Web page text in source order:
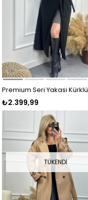
Premium Seri Yakası Kürklü
Kaşe Kaban SİYAH
₺2.399,99
TÜKENDI